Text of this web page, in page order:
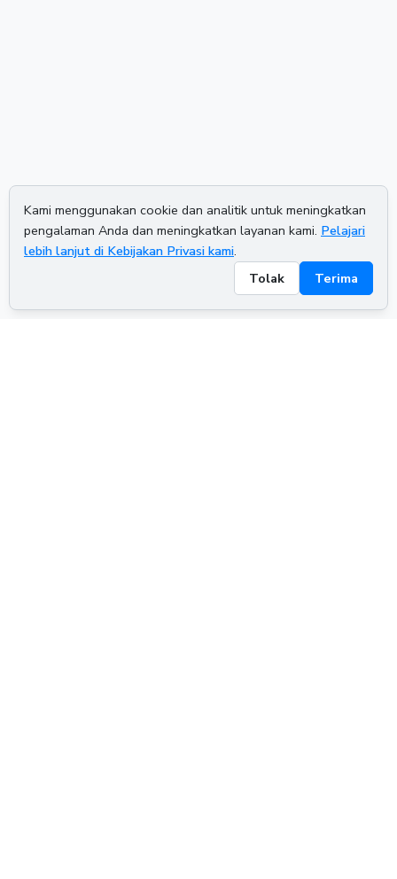
Kami menggunakan cookie dan analitik untuk meningkatkan
pengalaman Anda dan meningkatkan layanan kami. Pelajari
lebih lanjut di Kebijakan Privasi kami.
Tolak
Terima